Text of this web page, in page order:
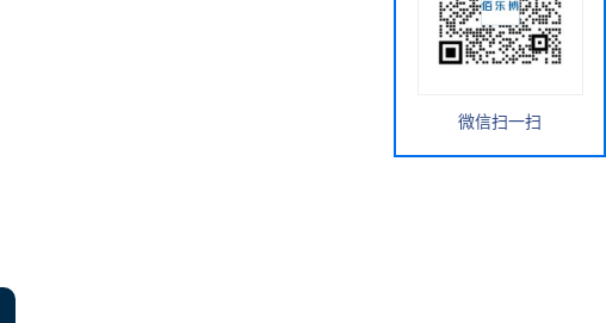
微信扫一扫